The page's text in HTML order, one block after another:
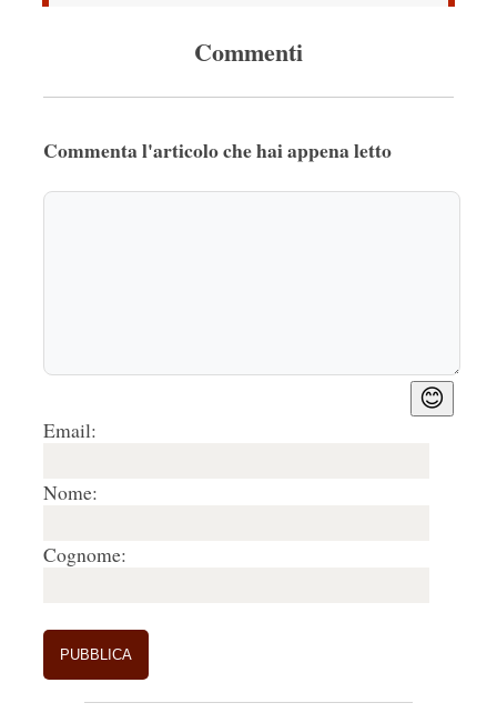
Commenti
Commenta l'articolo che hai appena letto
😊
Email:
Nome:
Cognome: